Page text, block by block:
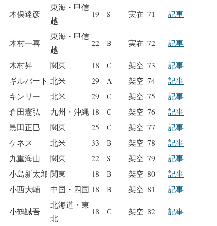
木俣達彦
東海・甲信
越
19 S 実在 71 記事
木村一喜
東海・甲信
越
22 B 実在 72 記事
木村昇 関東 18 C 架空 73
記事
ギルバート 北米 29 A 架空 74
記事
キンリー
北米 29 C 架空 75
記事
倉田憲弘
九州・沖縄 18 C 架空 76
記事
黒田正巳
関東 25 C 架空 77
記事
ケネス
北米 33 B 架空 78
記事
九重海山
関東 22 S 架空 79
記事
小島新太郎 関東 18 B 架空 80
記事
小西大輔
中国・四国 18 B 架空 81 記事
小鶴誠吾
北海道・東
北
18 C 架空 82 記事